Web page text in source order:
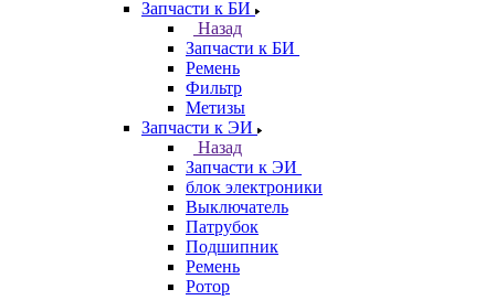
Запчасти к БИ
Назад
Запчасти к БИ
Ремень
Фильтр
Метизы
Запчасти к ЭИ
Назад
Запчасти к ЭИ
блок электроники
Выключатель
Патрубок
Подшипник
Ремень
Ротор